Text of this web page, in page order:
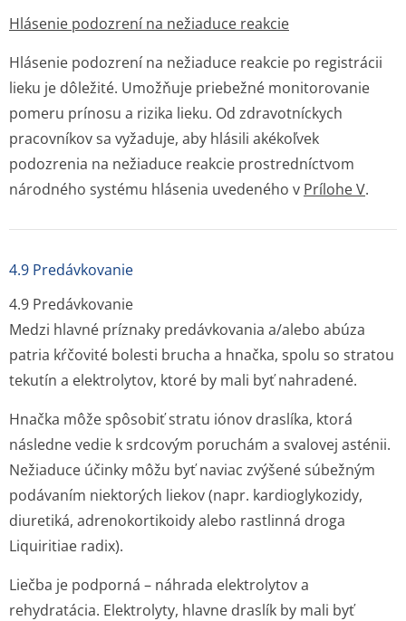
Hlásenie podozrení na nežiaduce reakcie
Hlásenie podozrení na nežiaduce reakcie po registrácii
lieku je dôležité. Umožňuje priebežné monitorovanie
pomeru prínosu a rizika lieku. Od zdravotníckych
pracovníkov sa vyžaduje, aby hlásili akékoľvek
podozrenia na nežiaduce reakcie prostredníctvom
národného systému hlásenia uvedeného v Prílohe V.
4.9 Predávkovanie
4.9 Predávkovanie
Medzi hlavné príznaky predávkovania a/alebo abúza
patria kŕčovité bolesti brucha a hnačka, spolu so stratou
tekutín a elektrolytov, ktoré by mali byť nahradené.
Hnačka môže spôsobiť stratu iónov draslíka, ktorá
následne vedie k srdcovým poruchám a svalovej asténii.
Nežiaduce účinky môžu byť naviac zvýšené súbežným
podávaním niektorých liekov (napr. kardioglykozidy,
diuretiká, adrenokortikoidy alebo rastlinná droga
Liquiritiae radix).
Liečba je podporná – náhrada elektrolytov a
rehydratácia. Elektrolyty, hlavne draslík by mali byť